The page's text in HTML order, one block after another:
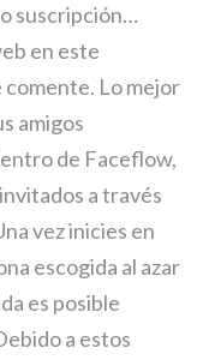
suscripción…
en este
comente. Lo mejor
amigos
de Faceflow,
a través
vez inicies en
escogida al azar
es posible
a estos